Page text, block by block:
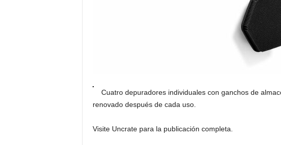
Cuatro depuradores individuales con ganchos de
renovado después de cada uso.
Visite Uncrate para la publicación completa.